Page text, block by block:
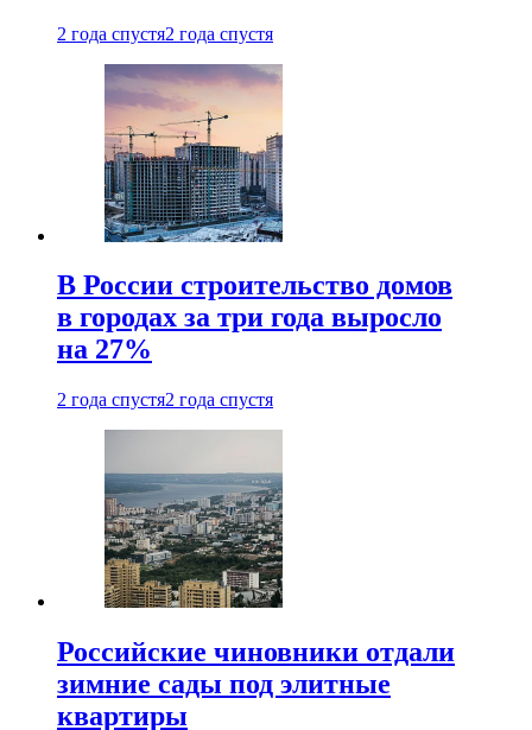
2 года спустя2 года спустя
В России строительство домов
в городах за три года выросло
на 27%
2 года спустя2 года спустя
Российские чиновники отдали
зимние сады под элитные
квартиры